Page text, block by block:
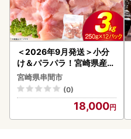
＜2026年9月発送＞小分
け＆パラパラ！宮崎県産鶏
ももカット合計3kg_K043
-009-2609
宮崎県串間市
(0)
18,000